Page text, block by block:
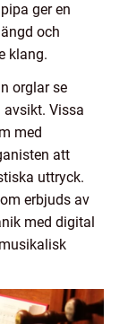
ger en
och
klang.
orglar se
avsikt. Vissa
med
att
uttryck.
erbjuds av
med digital